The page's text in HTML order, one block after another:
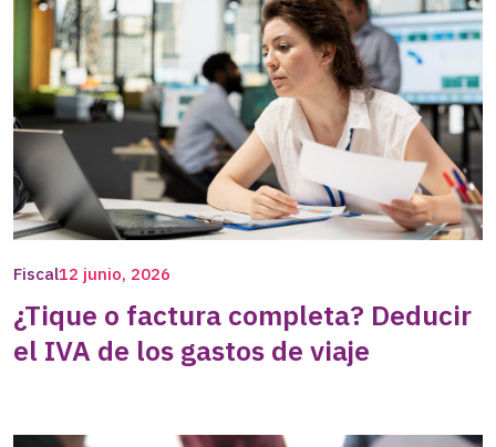
Fiscal12 junio, 2026
¿Tique o factura completa? Deducir
el IVA de los gastos de viaje